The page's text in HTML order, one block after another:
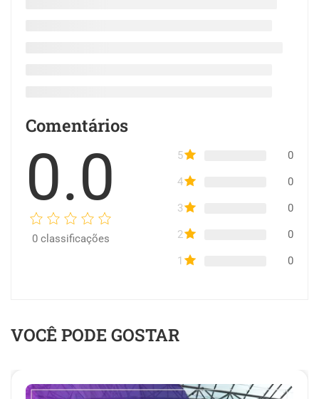
Comentários
0.0
0classificações
5 0
4 0
3 0
2 0
1 0
VOCÊ PODE GOSTAR